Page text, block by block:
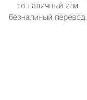
то наличный или
безналиный перевод.